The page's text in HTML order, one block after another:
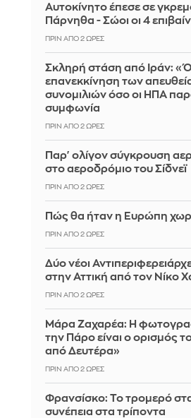
Αυτοκίνητο έπεσε σε
Πάρνηθα - Σώοι οι 4
ΠΡΙΝ ΑΠΌ 2 ΏΡΕΣ
Σκληρή στάση από Ιράν:
επανεκκίνηση των
συνομιλιών όσο οι ΗΠΑ
συμφωνία
ΠΡΙΝ ΑΠΌ 2 ΏΡΕΣ
Παρ' ολίγον σύγκρουση
στο αεροδρόμιο του Σίδνεϊ
ΠΡΙΝ ΑΠΌ 2 ΏΡΕΣ
Πώς θα ήταν η Ευρώπη
ΠΡΙΝ ΑΠΌ 2 ΏΡΕΣ
Δύο νέοι
στην Αττική από τον Νίκο
ΠΡΙΝ ΑΠΌ 2 ΏΡΕΣ
Μάρα Ζαχαρέα: Η
την Πάρο είναι ο ορισμός
από Δευτέρα»
ΠΡΙΝ ΑΠΌ 2 ΏΡΕΣ
Φρανσίσκο: Το τρομερό
συνέπεια στα τρίποντα